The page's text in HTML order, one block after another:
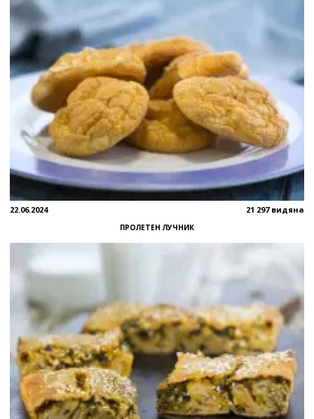
22.06.2024 21 297 видяна
ПРОЛЕТЕН ЛУЧНИК